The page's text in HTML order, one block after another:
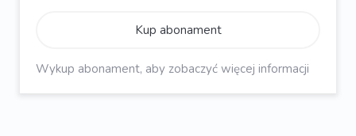
Kup abonament
Wykup abonament, aby zobaczyć więcej informacji